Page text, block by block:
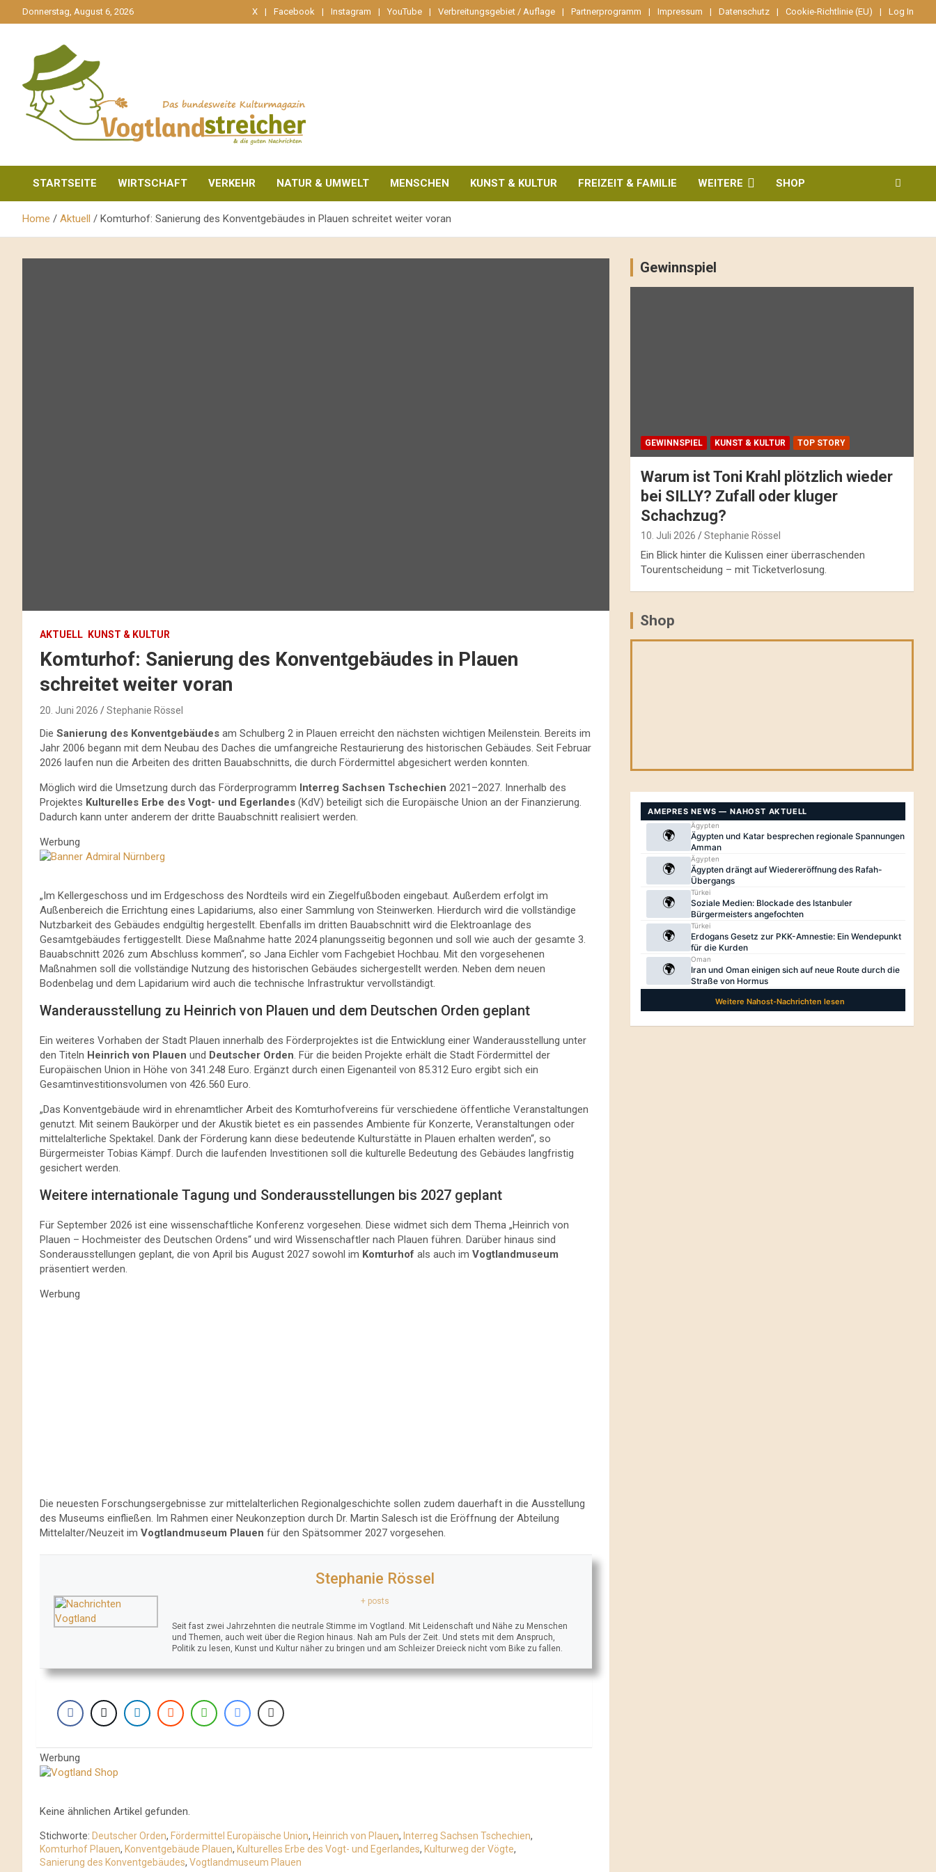
zum
Donnerstag, August 6, 2026 X Facebook Instagram YouTube Verbreitungsgebiet / Auflage Partnerprogramm Impressum Datenschutz Cookie-Richtlinie (EU) Log In
Vogtlandstreicher
STARTSEITE WIRTSCHAFT VERKEHR NATUR & UMWELT MENSCHEN KUNST & KULTUR FREIZEIT & FAMILIE WEITERE SHOP
Home Aktuell Komturhof: Sanierung des Konventgebäudes in Plauen schreitet weiter voran
AKTUELL KUNST & KULTUR
Komturhof: Sanierung des Konventgebäudes in Plauen
schreitet weiter voran
20. Juni 2026 Stephanie Rössel
Die Sanierung des Konventgebäudes am Schulberg 2 in Plauen erreicht den nächsten wichtigen Meilenstein. Bereits im
Jahr 2006 begann mit dem Neubau des Daches die umfangreiche Restaurierung des historischen Gebäudes. Seit Februar
2026 laufen nun die Arbeiten des dritten Bauabschnitts, die durch Fördermittel abgesichert werden konnten.
Möglich wird die Umsetzung durch das Förderprogramm Interreg Sachsen Tschechien 2021–2027. Innerhalb des
Projektes Kulturelles Erbe des Vogt- und Egerlandes (KdV) beteiligt sich die Europäische Union an der Finanzierung.
Dadurch kann unter anderem der dritte Bauabschnitt realisiert werden.
Werbung
„Im Kellergeschoss und im Erdgeschoss des Nordteils wird ein Ziegelfußboden eingebaut. Außerdem erfolgt im
Außenbereich die Errichtung eines Lapidariums, also einer Sammlung von Steinwerken. Hierdurch wird die vollständige
Nutzbarkeit des Gebäudes endgültig hergestellt. Ebenfalls im dritten Bauabschnitt wird die Elektroanlage des
Gesamtgebäudes fertiggestellt. Diese Maßnahme hatte 2024 planungsseitig begonnen und soll wie auch der gesamte 3.
Bauabschnitt 2026 zum Abschluss kommen“, so Jana Eichler vom Fachgebiet Hochbau. Mit den vorgesehenen
Maßnahmen soll die vollständige Nutzung des historischen Gebäudes sichergestellt werden. Neben dem neuen
Bodenbelag und dem Lapidarium wird auch die technische Infrastruktur vervollständigt.
Wanderausstellung zu Heinrich von Plauen und dem Deutschen Orden geplant
Ein weiteres Vorhaben der Stadt Plauen innerhalb des Förderprojektes ist die Entwicklung einer Wanderausstellung unter
den Titeln Heinrich von Plauen und Deutscher Orden . Für die beiden Projekte erhält die Stadt Fördermittel der
Europäischen Union in Höhe von 341.248 Euro. Ergänzt durch einen Eigenanteil von 85.312 Euro ergibt sich ein
Gesamtinvestitionsvolumen von 426.560 Euro.
„Das Konventgebäude wird in ehrenamtlicher Arbeit des Komturhofvereins für verschiedene öffentliche Veranstaltungen
genutzt. Mit seinem Baukörper und der Akustik bietet es ein passendes Ambiente für Konzerte, Veranstaltungen oder
mittelalterliche Spektakel. Dank der Förderung kann diese bedeutende Kulturstätte in Plauen erhalten werden“, so
Bürgermeister Tobias Kämpf. Durch die laufenden Investitionen soll die kulturelle Bedeutung des Gebäudes langfristig
gesichert werden.
Weitere internationale Tagung und Sonderausstellungen bis 2027 geplant
Für September 2026 ist eine wissenschaftliche Konferenz vorgesehen. Diese widmet sich dem Thema „Heinrich von
Plauen – Hochmeister des Deutschen Ordens“ und wird Wissenschaftler nach Plauen führen. Darüber hinaus sind
Sonderausstellungen geplant, die von April bis August 2027 sowohl im Komturhof als auch im Vogtlandmuseum
präsentiert werden.
Werbung
Die neuesten Forschungsergebnisse zur mittelalterlichen Regionalgeschichte sollen zudem dauerhaft in die Ausstellung
des Museums einfließen. Im Rahmen einer Neukonzeption durch Dr. Martin Salesch ist die Eröffnung der Abteilung
Mittelalter/Neuzeit im Vogtlandmuseum Plauen für den Spätsommer 2027 vorgesehen.
Stephanie Rössel
+ posts
Seit fast zwei Jahrzehnten die neutrale Stimme im Vogtland. Mit Leidenschaft und Nähe zu Menschen
und Themen, auch weit über die Region hinaus. Nah am Puls der Zeit. Und stets mit dem Anspruch,
Politik zu lesen, Kunst und Kultur näher zu bringen und am Schleizer Dreieck nicht vom Bike zu fallen.
Werbung
Keine ähnlichen Artikel gefunden.
Stichworte: Deutscher Orden, Fördermittel Europäische Union, Heinrich von Plauen, Interreg Sachsen Tschechien,
Komturhof Plauen, Konventgebäude Plauen, Kulturelles Erbe des Vogt- und Egerlandes, Kulturweg der Vögte,
Sanierung des Konventgebäudes, Vogtlandmuseum Plauen
Gewinnspiel
GEWINNSPIEL KUNST & KULTUR TOP STORY
Warum ist Toni Krahl plötzlich wieder
bei SILLY? Zufall oder kluger
Schachzug?
10. Juli 2026 Stephanie Rössel
Ein Blick hinter die Kulissen einer überraschenden
Tourentscheidung – mit Ticketverlosung.
Shop